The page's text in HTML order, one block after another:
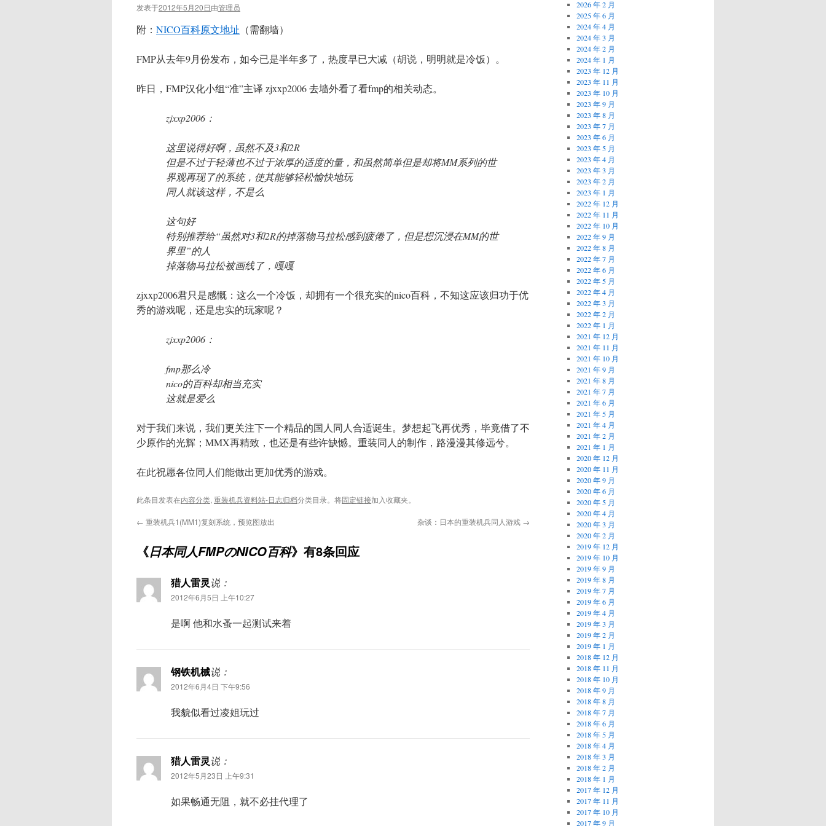
发表于2012年5月20日由管理员
附： NICO百科原文地址 （需翻墙）
FMP从去年9月份发布，如今已是半年多了，热度早已大减（胡说，明明就是冷饭）。
昨日，FMP汉化小组“准”主译 zjxxp2006 去墙外看了看fmp的相关动态。
zjxxp2006：
这里说得好啊，虽然不及3和2R
但是不过于轻薄也不过于浓厚的适度的量，和虽然简单但是却将MM系列的世
界观再现了的系统，使其能够轻松愉快地玩
同人就该这样，不是么
这句好
特别推荐给“虽然对3和2R的掉落物马拉松感到疲倦了，但是想沉浸在MM的世
界里”的人
掉落物马拉松被画线了，嘎嘎
zjxxp2006君只是感慨：这么一个冷饭，却拥有一个很充实的nico百科，不知这应该归功于优
秀的游戏呢，还是忠实的玩家呢？
zjxxp2006：
fmp那么冷
nico的百科却相当充实
这就是爱么
对于我们来说，我们更关注下一个精品的国人同人合适诞生。梦想起飞再优秀，毕竟借了不
少原作的光辉；MMX再精致，也还是有些许缺憾。重装同人的制作，路漫漫其修远兮。
在此祝愿各位同人们能做出更加优秀的游戏。
此条目发表在内容分类, 重装机兵资料站-日志归档分类目录。将固定链接加入收藏夹。
← 重装机兵1(MM1)复刻系统，预览图放出 杂谈：日本的重装机兵同人游戏 →
《日本同人FMPのNICO百科》有8条回应
猎人雷灵说：
2012年6月5日 上午10:27
是啊 他和水蚤一起测试来着
钢铁机械说：
2012年6月4日 下午9:56
我貌似看过凌姐玩过
猎人雷灵说：
2012年5月23日 上午9:31
如果畅通无阻，就不必挂代理了
2026 年 2 月
2025 年 6 月
2024 年 4 月
2024 年 3 月
2024 年 2 月
2024 年 1 月
2023 年 12 月
2023 年 11 月
2023 年 10 月
2023 年 9 月
2023 年 8 月
2023 年 7 月
2023 年 6 月
2023 年 5 月
2023 年 4 月
2023 年 3 月
2023 年 2 月
2023 年 1 月
2022 年 12 月
2022 年 11 月
2022 年 10 月
2022 年 9 月
2022 年 8 月
2022 年 7 月
2022 年 6 月
2022 年 5 月
2022 年 4 月
2022 年 3 月
2022 年 2 月
2022 年 1 月
2021 年 12 月
2021 年 11 月
2021 年 10 月
2021 年 9 月
2021 年 8 月
2021 年 7 月
2021 年 6 月
2021 年 5 月
2021 年 4 月
2021 年 2 月
2021 年 1 月
2020 年 12 月
2020 年 11 月
2020 年 9 月
2020 年 6 月
2020 年 5 月
2020 年 4 月
2020 年 3 月
2020 年 2 月
2019 年 12 月
2019 年 10 月
2019 年 9 月
2019 年 8 月
2019 年 7 月
2019 年 6 月
2019 年 4 月
2019 年 3 月
2019 年 2 月
2019 年 1 月
2018 年 12 月
2018 年 11 月
2018 年 10 月
2018 年 9 月
2018 年 8 月
2018 年 7 月
2018 年 6 月
2018 年 5 月
2018 年 4 月
2018 年 3 月
2018 年 2 月
2018 年 1 月
2017 年 12 月
2017 年 11 月
2017 年 10 月
2017 年 9 月